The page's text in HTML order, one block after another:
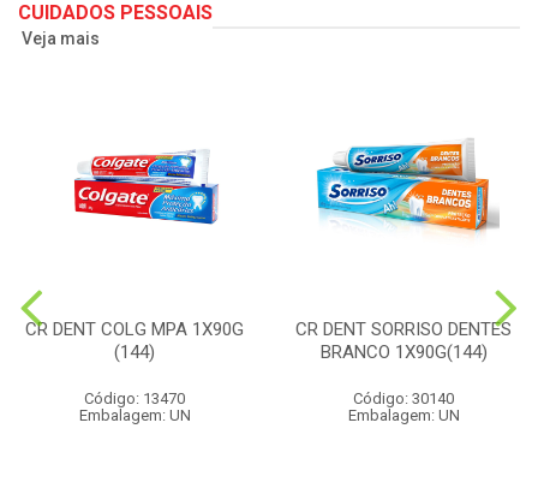
CUIDADOS PESSOAIS
Veja mais
CR DENT COLG MPA 1X90G
(144)
Código: 13470
Embalagem: UN
CR DENT SORRISO DENTES
BRANCO 1X90G(144)
Código: 30140
Embalagem: UN